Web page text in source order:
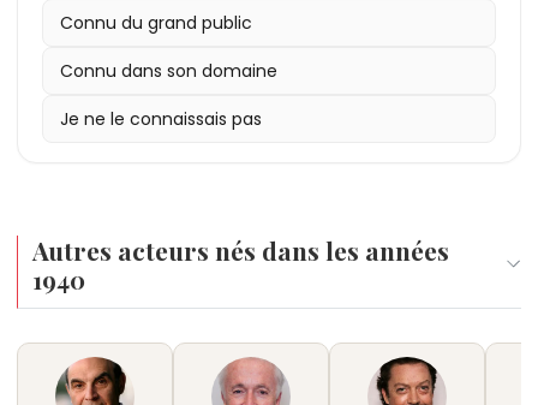
Connu du grand public
Connu dans son domaine
Je ne le connaissais pas
Autres acteurs nés dans les années
1940